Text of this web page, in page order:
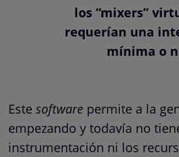
los “mixers”
requerían una
mínima o
Este software permite a la
empezando y todavía no
instrumentación ni los